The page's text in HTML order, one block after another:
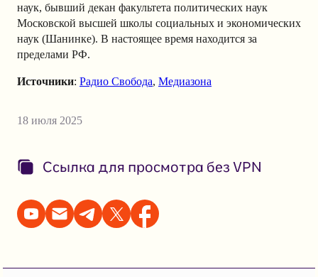
наук, бывший декан факультета политических наук
Московской высшей школы социальных и экономических
наук (Шанинке). В настоящее время находится за
пределами РФ.
Источники: Радио Свобода, Медиазона
18 июля 2025
Ссылка для просмотра без VPN